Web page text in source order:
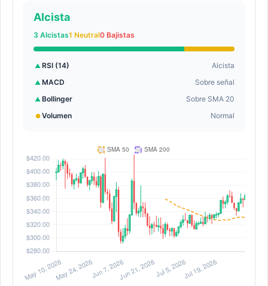
Alcista
3 Alcistas1 Neutral0 Bajistas
▲ RSI (14) Alcista
▲ MACD Sobre señal
▲ Bollinger Sobre SMA 20
● Volumen Normal